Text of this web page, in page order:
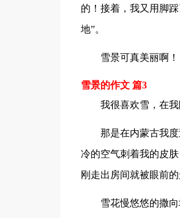
的！接着，我又用脚
地”。
雪景可真美丽啊！
雪景的作文 篇3
我很喜欢雪，在
那是在内蒙古我
冷的空气刺着我的皮
刚走出房间就被眼前的
雪花慢悠悠的撒